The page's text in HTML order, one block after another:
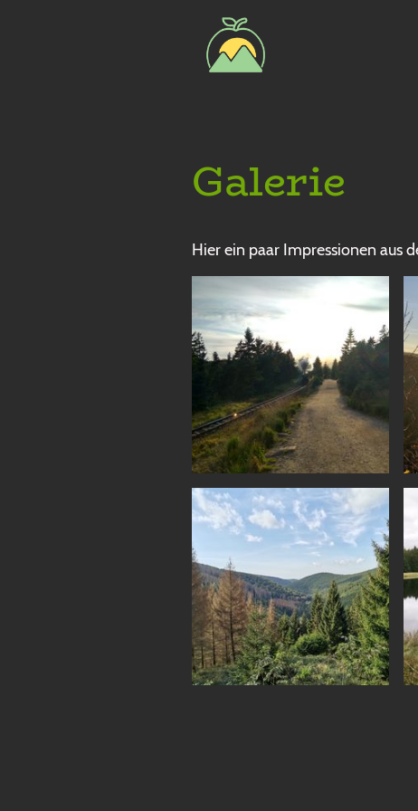
Galerie
Hier ein paar Impressionen aus